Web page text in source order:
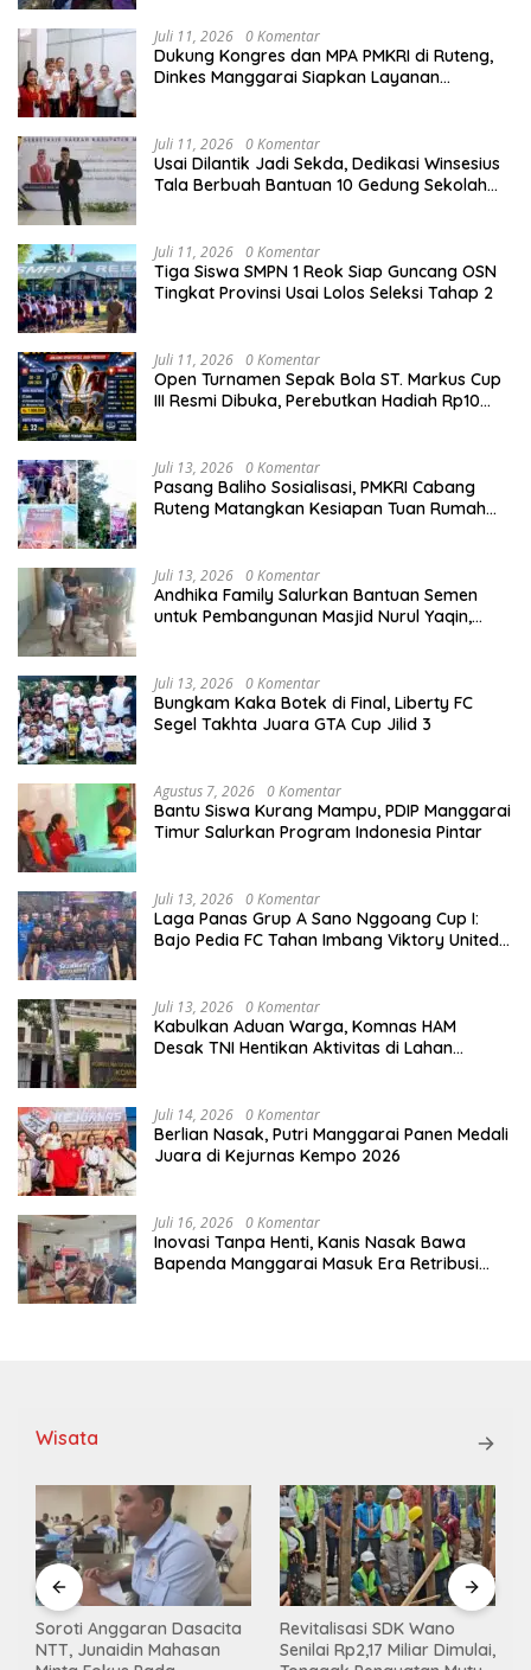
Juli 11, 2026 0 Komentar
Dukung Kongres dan MPA PMKRI di Ruteng,
Dinkes Manggarai Siapkan Layanan
Juli 11, 2026 0 Komentar
Usai Dilantik Jadi Sekda, Dedikasi Winsesius
Tala Berbuah Bantuan 10 Gedung Sekolah
Juli 11, 2026 0 Komentar
Tiga Siswa SMPN 1 Reok Siap Guncang OSN
Tingkat Provinsi Usai Lolos Seleksi Tahap 2
Juli 11, 2026 0 Komentar
Open Turnamen Sepak Bola ST. Markus Cup
III Resmi Dibuka, Perebutkan Hadiah Rp10
Juli 13, 2026 0 Komentar
Pasang Baliho Sosialisasi, PMKRI Cabang
Ruteng Matangkan Kesiapan Tuan Rumah
Juli 13, 2026 0 Komentar
Andhika Family Salurkan Bantuan Semen
untuk Pembangunan Masjid Nurul Yaqin,
Juli 13, 2026 0 Komentar
Bungkam Kaka Botek di Final, Liberty FC
Segel Takhta Juara GTA Cup Jilid 3
Agustus 7, 2026 0 Komentar
Bantu Siswa Kurang Mampu, PDIP Manggarai
Timur Salurkan Program Indonesia Pintar
Juli 13, 2026 0 Komentar
Laga Panas Grup A Sano Nggoang Cup I:
Bajo Pedia FC Tahan Imbang Viktory United
Juli 13, 2026 0 Komentar
Kabulkan Aduan Warga, Komnas HAM
Desak TNI Hentikan Aktivitas di Lahan
Juli 14, 2026 0 Komentar
Berlian Nasak, Putri Manggarai Panen Medali
Juara di Kejurnas Kempo 2026
Juli 16, 2026 0 Komentar
Inovasi Tanpa Henti, Kanis Nasak Bawa
Bapenda Manggarai Masuk Era Retribusi
Wisata
Soroti Anggaran Dasacita
NTT, Junaidin Mahasan
Revitalisasi SDK Wano
Senilai Rp2,17 Miliar Dimulai,